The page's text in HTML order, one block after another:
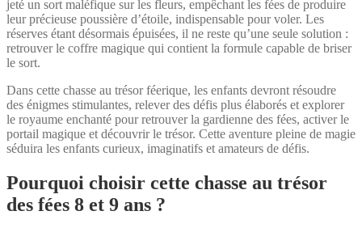
jeté un sort maléfique sur les fleurs, empêchant les fées de produire
leur précieuse poussière d’étoile, indispensable pour voler. Les
réserves étant désormais épuisées, il ne reste qu’une seule solution :
retrouver le coffre magique qui contient la formule capable de briser
le sort.
Dans cette chasse au trésor féerique, les enfants devront résoudre
des énigmes stimulantes, relever des défis plus élaborés et explorer
le royaume enchanté pour retrouver la gardienne des fées, activer le
portail magique et découvrir le trésor. Cette aventure pleine de magie
séduira les enfants curieux, imaginatifs et amateurs de défis.
Pourquoi choisir cette chasse au trésor
des fées 8 et 9 ans ?